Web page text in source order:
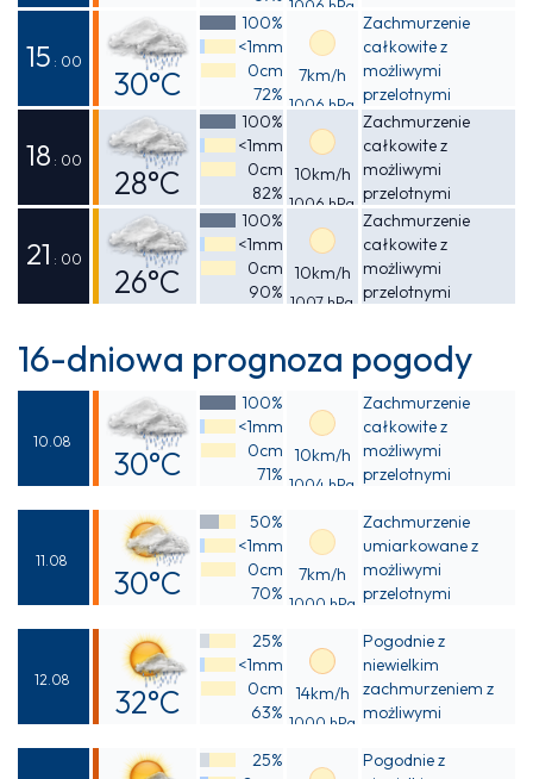
Odczuwalna
34°C
1006 hPa
15 : 00
30°C
Odczuwalna
35°C
100%
<1mm
0cm
72%
7km/h
1006 hPa
Zachmurzenie
całkowite z
możliwymi
przelotnymi
opadami deszczu
18 : 00
28°C
Odczuwalna
32°C
100%
<1mm
0cm
82%
10km/h
1006 hPa
Zachmurzenie
całkowite z
możliwymi
przelotnymi
opadami deszczu
21 : 00
26°C
100%
<1mm
0cm
90%
10km/h
1007 hPa
Zachmurzenie
całkowite z
możliwymi
przelotnymi
16-dniowa prognoza pogody
10.08
30°C
34°C
100%
<1mm
0cm
71%
10km/h
1004 hPa
Zachmurzenie
całkowite z
możliwymi
przelotnymi
11.08
30°C
34°C
50%
<1mm
0cm
70%
7km/h
1000 hPa
Zachmurzenie
umiarkowane z
możliwymi
przelotnymi
12.08
32°C
37°C
25%
<1mm
0cm
63%
14km/h
1000 hPa
Pogodnie z
niewielkim
zachmurzeniem z
możliwymi
opadami deszczu
25%
Pogodnie z